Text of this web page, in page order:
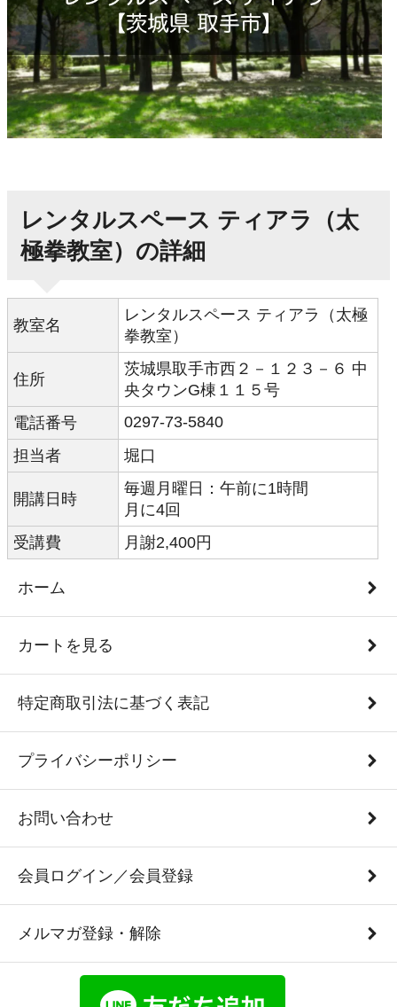
レンタルスペース ティアラ（太
極拳教室）の詳細
教室名
レンタルスペース ティアラ（太極
拳教室）
住所
茨城県取手市西２－１２３－６ 中
央タウンG棟１１５号
電話番号
0297-73-5840
担当者
堀口
開講日時
毎週月曜日：午前に1時間
月に4回
受講費
月謝2,400円
ホーム
カートを見る
特定商取引法に基づく表記
プライバシーポリシー
お問い合わせ
会員ログイン／会員登録
メルマガ登録・解除